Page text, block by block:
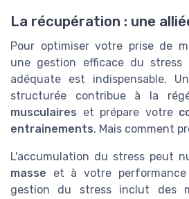
La récupération : une
Pour optimiser votre prise de
une gestion efficace du stress
adéquate est indispensable.
structurée contribue à la
musculaires et prépare votre
entrainements. Mais comment
L'accumulation du stress peut
masse et à votre performance
gestion du stress inclut des